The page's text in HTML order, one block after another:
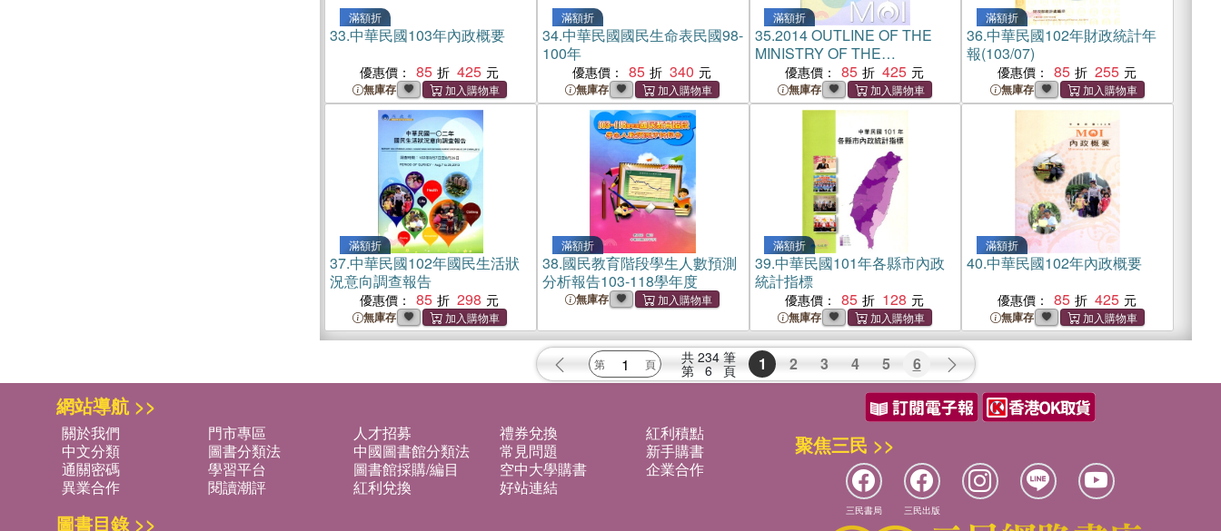
滿額折
33.中華民國103年內政概要
優惠價： 85 425
無庫存
滿額折
34.中華民國國民生命表民國98-
100年
優惠價： 85 340
無庫存
滿額折
35.2014 OUTLINE OF THE
MINISTRY OF THE
INTERIOR(中華民國103年內政
概要-英文版)
優惠價： 85 425
無庫存
滿額折
36.中華民國102年財政統計年
報(103/07)
優惠價： 85 255
無庫存
滿額折
37.中華民國102年國民生活狀
況意向調查報告
優惠價： 85 298
無庫存
滿額折
38.國民教育階段學生人數預測
分析報告103-118學年度
無庫存
滿額折
39.中華民國101年各縣市內政
統計指標
優惠價： 85 128
無庫存
滿額折
40.中華民國102年內政概要
優惠價： 85 425
無庫存
共 234 筆
第 6 頁 1 2 3 4 5 6
網站導航 >>
關於我們 門市專區 人才招募 禮券兌換
紅利積點
中文分類
圖書分類法 中國圖書館分類法 常見問題
新手購書
通關密碼
學習平台 圖書館採購/編目 空中大學購書
企業合作
異業合作
閱讀潮評 紅利兌換 好站連結
圖書目錄 >>
聚焦三民 >>
三民書局 三民出版